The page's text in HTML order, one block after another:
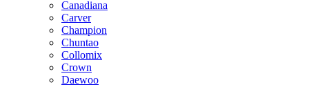
Canadiana
Carver
Champion
Chuntao
Collomix
Crown
Daewoo